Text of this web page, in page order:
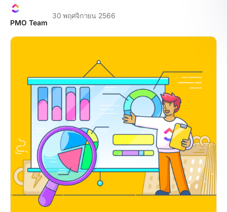
PMO Team
30 พฤศจิกายน 2566